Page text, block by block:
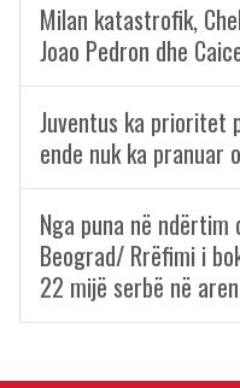
Milan katastrofik,
Joao Pedron dhe
Juventus ka prioritet
ende nuk ka pranuar
Nga puna në
Beograd/ Rrëfimi i
22 mijë serbë në